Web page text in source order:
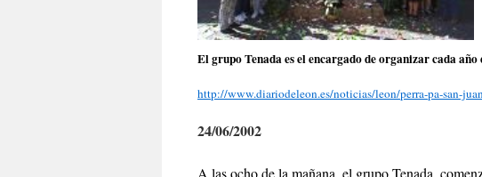
El grupo Tenada es el encargado de organizar cada
http://www.diariodeleon.es/noticias/leon/perra-pa-san-
24/06/2002
A las ocho de la mañana, el grupo Tenada,